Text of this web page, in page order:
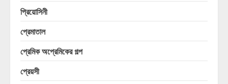
প্রিয়োসিনী
প্রেমাতাল
প্রেমিক অপ্রেমিকের গল্প
প্রেয়সী